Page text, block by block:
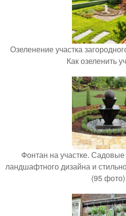
Озеленение участка
Как озеленить
Фонтан на участке.
ландшафтного дизайна и
(95 фото)